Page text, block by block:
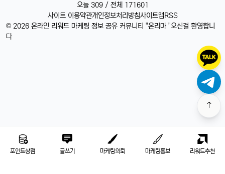
오늘 309 / 전체 171601
사이트 이용약관개인정보처리방침사이트맵RSS
© 2026 온라인 리워드 마케팅 정보 공유 커뮤니티 "온리마 "오신걸 환영합니
다
포인트상점 글쓰기 마케팅의뢰 마케팅홍보 리워드추천